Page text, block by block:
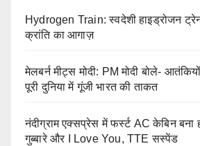
Hydrogen Train: स्वदेशी हाइड्रोजन
क्रांति का आगाज़
मेलबर्न मीट्स मोदी: PM मोदी बोले-
पूरी दुनिया में गूंजी भारत की ताकत
नंदीग्राम एक्सप्रेस में फर्स्ट AC केबिन बना
गुब्बारे और I Love You, TTE सस्पेंड